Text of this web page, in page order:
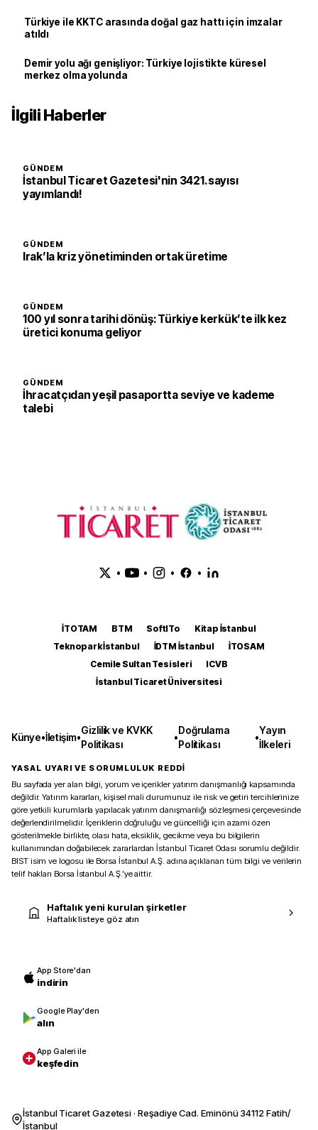
Türkiye ile KKTC arasında doğal gaz hattı için imzalar
atıldı
Demir yolu ağı genişliyor: Türkiye lojistikte küresel
merkez olma yolunda
İlgili Haberler
GÜNDEM
İstanbul Ticaret Gazetesi'nin 3421. sayısı
yayımlandı!
GÜNDEM
Irak’la kriz yönetiminden ortak üretime
GÜNDEM
100 yıl sonra tarihi dönüş: Türkiye kerkük’te ilk kez
üretici konuma geliyor
GÜNDEM
İhracatçıdan yeşil pasaportta seviye ve kademe
talebi
• • • •
İTOTAM BTM SoftITo
Kitap İstanbul
Teknopark İstanbul
İDTM İstanbul
İTOSAM
Cemile Sultan Tesisleri
ICVB
İstanbul Ticaret Üniversitesi
Künye•İletişim•
Gizlilik ve KVKK
Politikası
•
Doğrulama
Politikası
•
Yayın
İlkeleri
YASAL UYARI VE SORUMLULUK REDDİ
Bu sayfada yer alan bilgi, yorum ve içerikler yatırım danışmanlığı kapsamında
değildir. Yatırım kararları, kişisel mali durumunuz ile risk ve getiri tercihlerinize
göre yetkili kurumlarla yapılacak yatırım danışmanlığı sözleşmesi çerçevesinde
değerlendirilmelidir. İçeriklerin doğruluğu ve güncelliği için azami özen
gösterilmekle birlikte, olası hata, eksiklik, gecikme veya bu bilgilerin
kullanımından doğabilecek zararlardan İstanbul Ticaret Odası sorumlu değildir.
BIST isim ve logosu ile Borsa İstanbul A.Ş. adına açıklanan tüm bilgi ve verilerin
telif hakları Borsa İstanbul A.Ş.’ye aittir.
Haftalık yeni kurulan şirketler
Haftalık listeye göz atın
App Store'dan
indirin
Google Play'den
alın
App Galeri ile
keşfedin
İstanbul Ticaret Gazetesi · Reşadiye Cad. Eminönü 34112 Fatih/
İstanbul